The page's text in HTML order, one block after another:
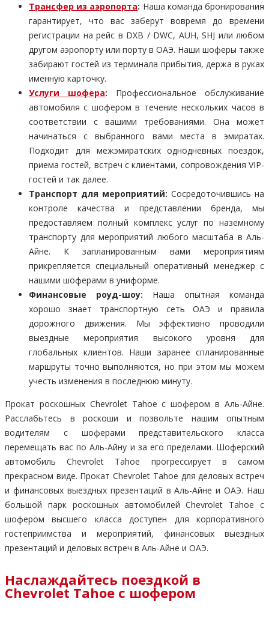
Трансфер из аэропорта: Наша команда бронирования
гарантирует, что вас заберут вовремя до времени
регистрации на рейс в DXB / DWC, AUH, SHJ или любом
другом аэропорту или порту в ОАЭ. Наши шоферы также
забирают гостей из терминала прибытия, держа в руках
именную карточку.
Услуги шофера: Профессиональное обслуживание
автомобиля с шофером в течение нескольких часов в
соответствии с вашими требованиями. Она может
начинаться с выбранного вами места в эмиратах.
Подходит для межэмиратских однодневных поездок,
приема гостей, встреч с клиентами, сопровождения VIP-
гостей и так далее.
Транспорт для мероприятий: Сосредоточившись на
контроле качества и представлении бренда, мы
предоставляем полный комплекс услуг по наземному
транспорту для мероприятий любого масштаба в Аль-
Айне. К запланированным вами мероприятиям
прикрепляется специальный оперативный менеджер с
нашими шоферами в униформе.
Финансовые роуд-шоу: Наша опытная команда
хорошо знает транспортную сеть ОАЭ и правила
дорожного движения. Мы эффективно проводили
выездные мероприятия высокого уровня для
глобальных клиентов. Наши заранее спланированные
маршруты точно выполняются, но при этом мы можем
учесть изменения в последнюю минуту.
Прокат роскошных Chevrolet Tahoe с шофером в Аль-Айне.
Расслабьтесь в роскоши и позвольте нашим опытным
водителям с шоферами представительского класса
перемещать вас по Аль-Айну и за его пределами. Шоферский
автомобиль Chevrolet Tahoe прогрессирует в самом
прекрасном виде. Прокат Chevrolet Tahoe для деловых встреч
и финансовых выездных презентаций в Аль-Айне и ОАЭ. Наш
большой парк роскошных автомобилей Chevrolet Tahoe с
шофером высшего класса доступен для корпоративного
гостеприимства и мероприятий, финансовых выездных
презентаций и деловых встреч в Аль-Айне и ОАЭ.
Наслаждайтесь поездкой в
Chevrolet Tahoe с шофером